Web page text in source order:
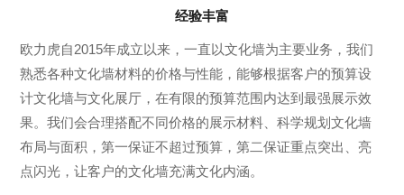
经验丰富
欧力虎自2015年成立以来，一直以文化墙为主要业务，我们
熟悉各种文化墙材料的价格与性能，能够根据客户的预算设
计文化墙与文化展厅，在有限的预算范围内达到最强展示效
果。我们会合理搭配不同价格的展示材料、科学规划文化墙
布局与面积，第一保证不超过预算，第二保证重点突出、亮
点闪光，让客户的文化墙充满文化内涵。